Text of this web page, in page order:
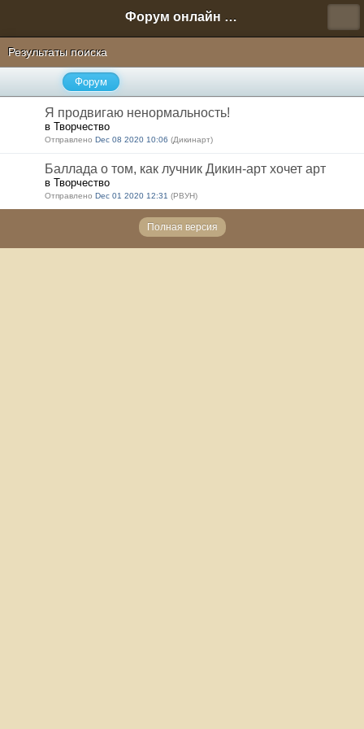
Форум онлайн игры "Новая Эра" (Нюра Биз)
Результаты поиска
Форум
Я продвигаю ненормальность!
в Творчество
Отправлено Dec 08 2020 10:06 (Дикинарт)
Баллада о том, как лучник Дикин-арт хочет арт
в Творчество
Отправлено Dec 01 2020 12:31 (РВУН)
Полная версия